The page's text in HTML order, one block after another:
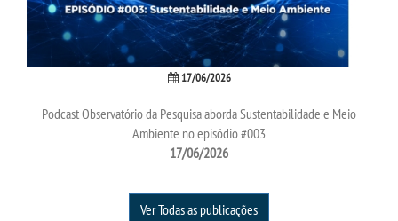
17/06/2026
Podcast Observatório da Pesquisa aborda Sustentabilidade e Meio
Ambiente no episódio #003
17/06/2026
Ver Todas as publicações